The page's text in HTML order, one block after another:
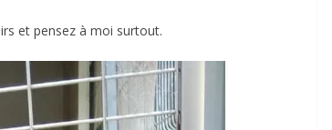
et pensez à moi surtout.